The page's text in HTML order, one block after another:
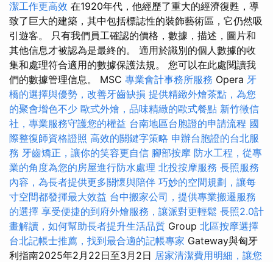
潔工作更高效 在1920年代，他經歷了重大的經濟復甦，導
致了巨大的建築，其中包括標誌性的裝飾藝術區，它仍然吸
引遊客。 只有我們員工確認的價格，數據，描述，圖片和
其他信息才被認為是最終的。 適用於識別的個人數據的收
集和處理符合適用的數據保護法規。 您可以在此處閱讀我
們的數據管理信息。 MSC 專業會計事務所服務 Opera 牙
橋的選擇與優勢，改善牙齒缺損 提供精緻外燴茶點，為您
的聚會增色不少 歐式外燴，品味精緻的歐式餐點 新竹徵信
社，專業服務守護您的權益 台南地區台胞證的申請流程 國
際整復師資格證照 高效的關鍵字策略 申辦台胞證的台北服
務 牙齒矯正，讓你的笑容更自信 腳部按摩 防水工程，從專
業的角度為您的房屋進行防水處理 北投按摩服務 長照服務
內容，為長者提供更多關懷與陪伴 巧妙的空間規劃，讓每
寸空間都發揮最大效益 台中搬家公司，提供專業搬遷服務
的選擇 享受便捷的到府外燴服務，讓派對更輕鬆 長照2.0計
畫解讀，如何幫助長者提升生活品質 Group 北區按摩選擇
台北記帳士推薦，找到最合適的記帳專家 Gateway與匈牙
利指南2025年2月22日至3月2日 居家清潔費用明細，讓您